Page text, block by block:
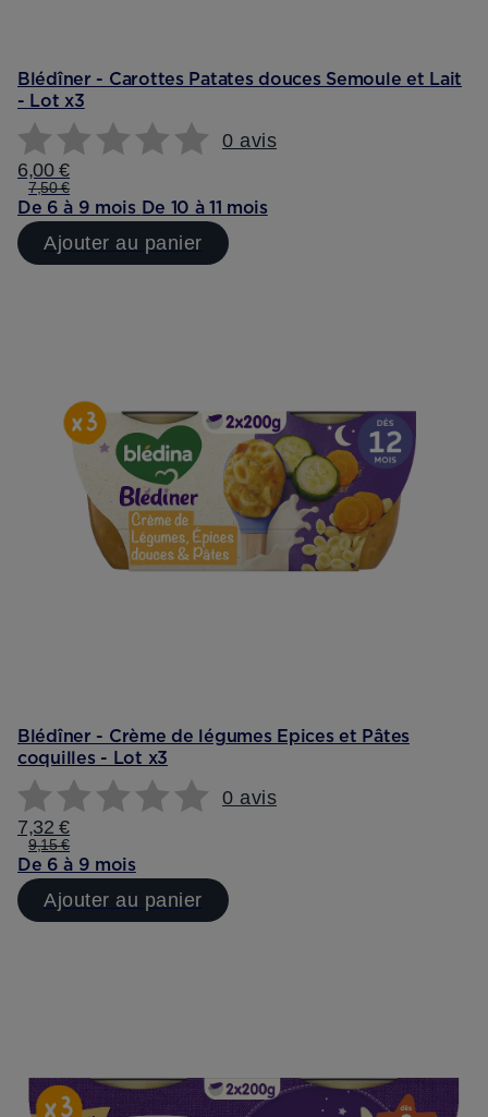
Blédîner - Carottes Patates douces Semoule et Lait
- Lot x3
0 avis
6,00 €
7,50 €
De 6 à 9 mois De 10 à 11 mois
Ajouter au panier
Blédîner - Crème de légumes Epices et Pâtes
coquilles - Lot x3
0 avis
7,32 €
9,15 €
De 6 à 9 mois
Ajouter au panier